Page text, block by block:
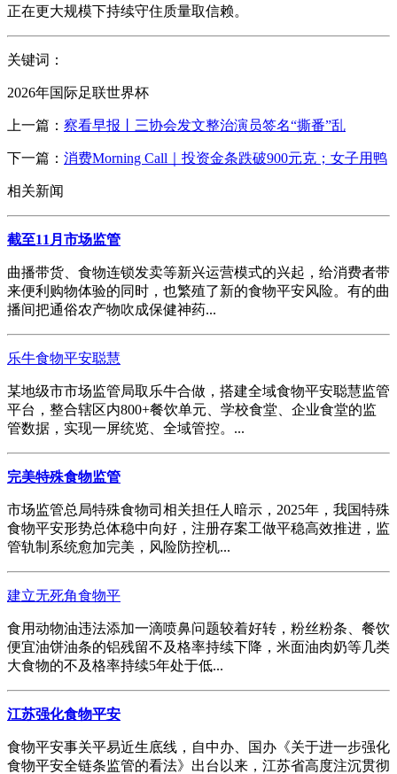
正在更大规模下持续守住质量取信赖。
关键词：
2026年国际足联世界杯
上一篇： 察看早报丨三协会发文整治演员签名“撕番”乱
下一篇： 消费Morning Call｜投资金条跌破900元克；女子用鸭
相关新闻
截至11月市场监管
曲播带货、食物连锁发卖等新兴运营模式的兴起，给消费者带
来便利购物体验的同时，也繁殖了新的食物平安风险。有的曲
播间把通俗农产物吹成保健神药...
乐牛食物平安聪慧
某地级市市场监管局取乐牛合做，搭建全域食物平安聪慧监管
平台，整合辖区内800+餐饮单元、学校食堂、企业食堂的监
管数据，实现一屏统览、全域管控。...
完美特殊食物监管
市场监管总局特殊食物司相关担任人暗示，2025年，我国特殊
食物平安形势总体稳中向好，注册存案工做平稳高效推进，监
管轨制系统愈加完美，风险防控机...
建立无死角食物平
食用动物油违法添加一滴喷鼻问题较着好转，粉丝粉条、餐饮
便宜油饼油条的铝残留不及格率持续下降，米面油肉奶等几类
大食物的不及格率持续5年处于低...
江苏强化食物平安
食物平安事关平易近生底线，自中办、国办《关于进一步强化
食物平安全链条监管的看法》出台以来，江苏省高度注沉贯彻